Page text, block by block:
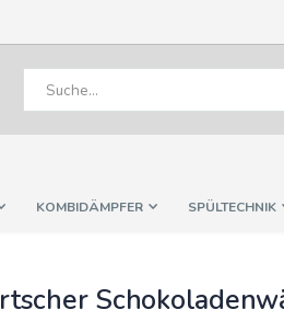
KOMBIDÄMPFER SPÜLTECHNIK